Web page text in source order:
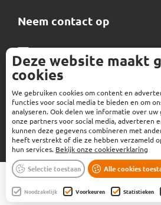
Deze website maakt
cookies
We gebruiken cookies om content en
functies voor social media te bieden en om
analyseren. Ook delen we informatie over
onze partners voor social media, adverteren
kunnen deze gegevens combineren met
heeft verstrekt of die ze hebben verzameld
hun services. Bekijk onze cookieverklaring
Selectie toestaan Alle cookies
Noodzakelijk Voorkeuren Statistieken
Neem contact op
Normec Kalsbeek
info-kalsbeek@normecgroup.com
+31 592 35 00 00
Algemene voorwaarden |
Verwerkersovereenkomst |